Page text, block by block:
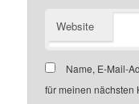
Website
Name, E-Mail-
für meinen nächsten